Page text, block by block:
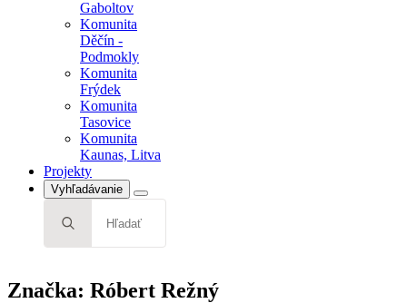
Gaboltov
Komunita
Děčín -
Podmokly
Komunita
Frýdek
Komunita
Tasovice
Komunita
Kaunas, Litva
Projekty
Vyhľadávanie
for:
Značka: Róbert Režný